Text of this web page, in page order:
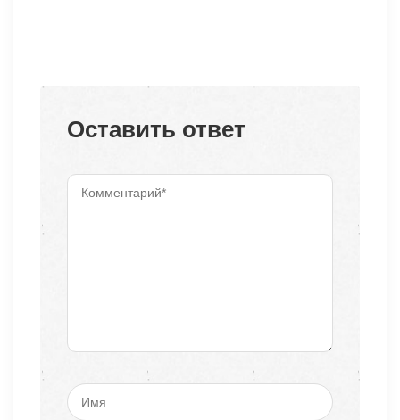
Оставить ответ